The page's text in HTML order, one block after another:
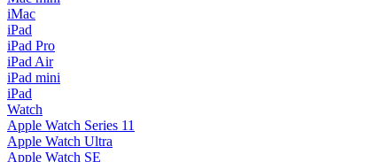
iMac
iPad
iPad Pro
iPad Air
iPad mini
iPad
Watch
Apple Watch Series 11
Apple Watch Ultra
Apple Watch SE